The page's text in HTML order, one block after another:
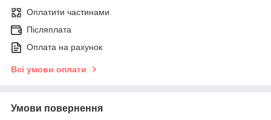
Оплатити частинами
Післяплата
Оплата на рахунок
Всі умови оплати
Умови повернення